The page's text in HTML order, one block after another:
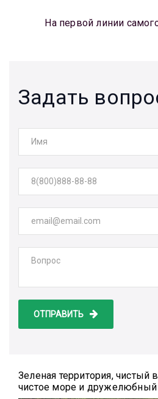
На первой линии
Задать
ОТПРАВИТЬ
Зеленая территория, чистый
чистое море и дружелюбный